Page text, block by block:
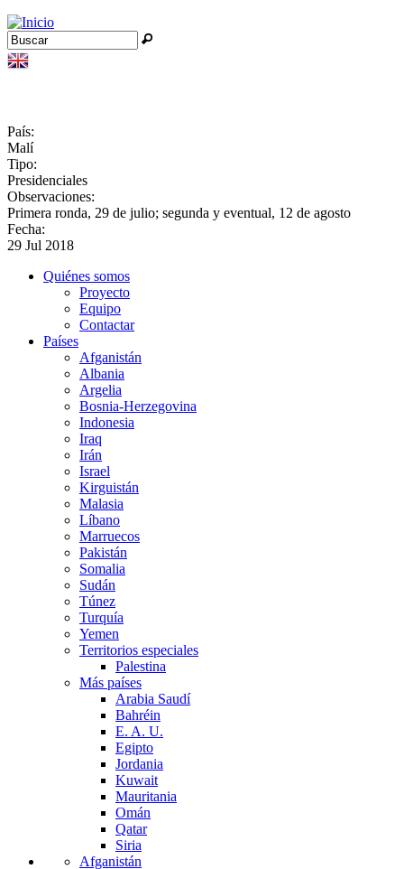
Jump to navigation
Formulario de búsqueda
Buscar
País:
Malí
Tipo:
Presidenciales
Observaciones:
Primera ronda, 29 de julio; segunda y eventual, 12 de agosto
Fecha:
29 Jul 2018
Quiénes somos
Proyecto
Equipo
Contactar
Países
Afganistán
Albania
Argelia
Bosnia-Herzegovina
Indonesia
Iraq
Irán
Israel
Kirguistán
Malasia
Líbano
Marruecos
Pakistán
Somalia
Sudán
Túnez
Turquía
Yemen
Territorios especiales
Palestina
Más países
Arabia Saudí
Bahréin
E. A. U.
Egipto
Jordania
Kuwait
Mauritania
Omán
Qatar
Siria
Afganistán